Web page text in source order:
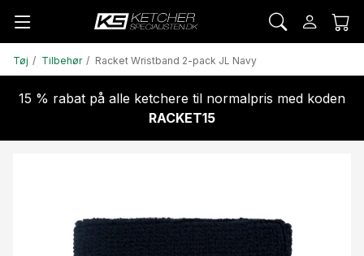
Tøj Tilbehør Racket Wristband 2-pack JL Navy
15 % rabat på alle ketchere til normalpris med koden
RACKET15